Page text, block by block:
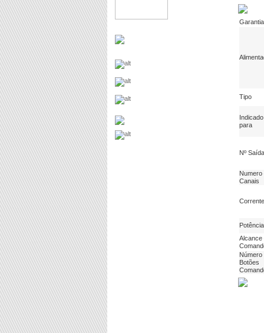
Garantia
Tipo
Indicado
para
Nº
Numero
Canais
Corrente
Potência
Alcance
Número
Botões